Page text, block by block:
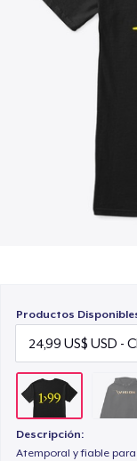
Productos
Descripción:
Atemporal y fiable